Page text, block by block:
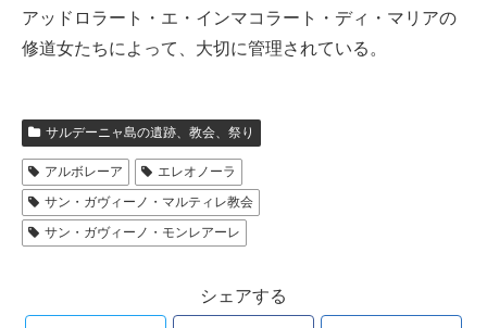
アッドロラート・エ・インマコラート・ディ・マリアの
修道女たちによって、大切に管理されている。
サルデーニャ島の遺跡、教会、祭り
アルボレーア
エレオノーラ
サン・ガヴィーノ・マルティレ教会
サン・ガヴィーノ・モンレアーレ
シェアする